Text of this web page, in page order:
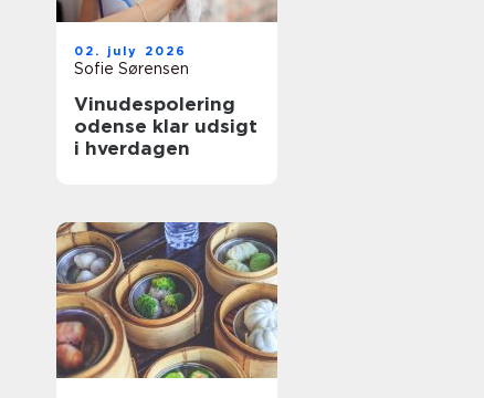
02. july 2026
Sofie Sørensen
Vinudespolering
odense klar udsigt
i hverdagen